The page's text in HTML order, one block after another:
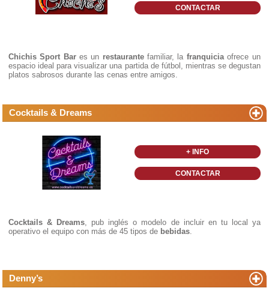
CONTACTAR
Chichis Sport Bar es un restaurante familiar, la franquicia ofrece un
espacio ideal para visualizar una partida de fútbol, mientras se degustan
platos sabrosos durante las cenas entre amigos.
Cocktails & Dreams
+ INFO
CONTACTAR
Cocktails & Dreams , pub inglés o modelo de incluir en tu local ya
operativo el equipo con más de 45 tipos de bebidas
Denny’s